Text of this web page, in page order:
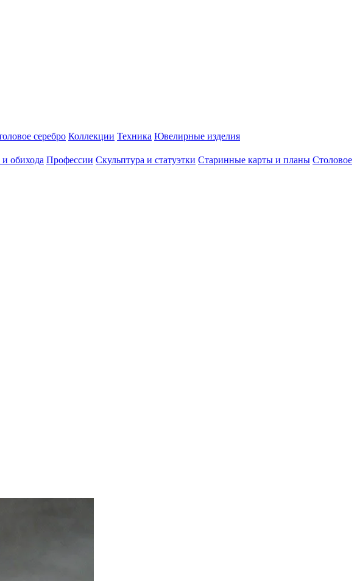
серебро Коллекции Техника Ювелирные изделия
обихода Профессии Скульптура и статуэтки Старинные карты и планы Столовое